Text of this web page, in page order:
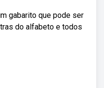
gabarito que pode ser
do alfabeto e todos